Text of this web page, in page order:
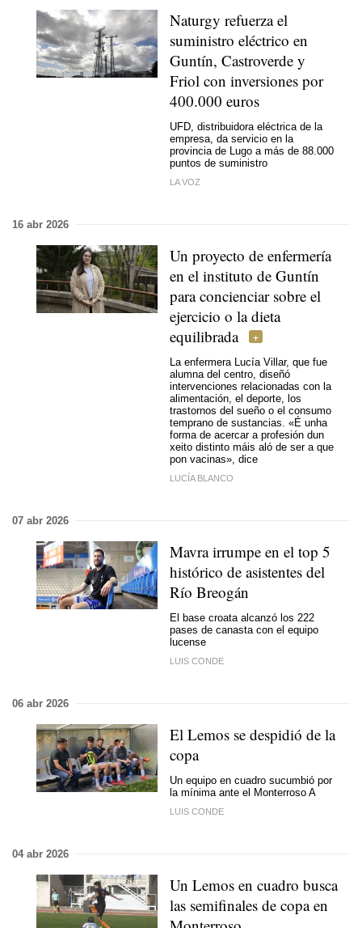
Naturgy refuerza el
suministro eléctrico en
Guntín, Castroverde y
Friol con inversiones por
400.000 euros
UFD, distribuidora eléctrica de la
empresa, da servicio en la
provincia de Lugo a más de 88.000
puntos de suministro
LA VOZ
16 abr 2026
Un proyecto de enfermería
en el instituto de Guntín
para concienciar sobre el
ejercicio o la dieta
equilibrada
La enfermera Lucía Villar, que fue
alumna del centro, diseñó
intervenciones relacionadas con la
alimentación, el deporte, los
trastornos del sueño o el consumo
temprano de sustancias. «É unha
forma de acercar a profesión dun
xeito distinto máis aló de ser a que
pon vacinas», dice
LUCÍA BLANCO
07 abr 2026
Mavra irrumpe en el top 5
histórico de asistentes del
Río Breogán
El base croata alcanzó los 222
pases de canasta con el equipo
lucense
LUIS CONDE
06 abr 2026
El Lemos se despidió de la
copa
Un equipo en cuadro sucumbió por
la mínima ante el Monterroso A
LUIS CONDE
04 abr 2026
Un Lemos en cuadro busca
las semifinales de copa en